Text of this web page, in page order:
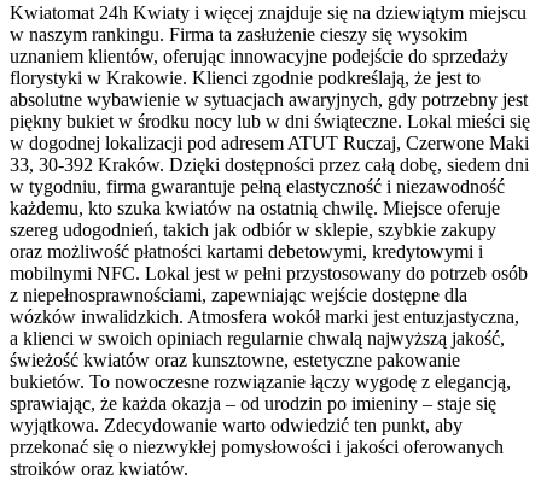
Kwiatomat 24h Kwiaty i więcej znajduje się na dziewiątym miejscu
w naszym rankingu. Firma ta zasłużenie cieszy się wysokim
uznaniem klientów, oferując innowacyjne podejście do sprzedaży
florystyki w Krakowie. Klienci zgodnie podkreślają, że jest to
absolutne wybawienie w sytuacjach awaryjnych, gdy potrzebny jest
piękny bukiet w środku nocy lub w dni świąteczne. Lokal mieści się
w dogodnej lokalizacji pod adresem ATUT Ruczaj, Czerwone Maki
33, 30-392 Kraków. Dzięki dostępności przez całą dobę, siedem dni
w tygodniu, firma gwarantuje pełną elastyczność i niezawodność
każdemu, kto szuka kwiatów na ostatnią chwilę. Miejsce oferuje
szereg udogodnień, takich jak odbiór w sklepie, szybkie zakupy
oraz możliwość płatności kartami debetowymi, kredytowymi i
mobilnymi NFC. Lokal jest w pełni przystosowany do potrzeb osób
z niepełnosprawnościami, zapewniając wejście dostępne dla
wózków inwalidzkich. Atmosfera wokół marki jest entuzjastyczna,
a klienci w swoich opiniach regularnie chwalą najwyższą jakość,
świeżość kwiatów oraz kunsztowne, estetyczne pakowanie
bukietów. To nowoczesne rozwiązanie łączy wygodę z elegancją,
sprawiając, że każda okazja – od urodzin po imieniny – staje się
wyjątkowa. Zdecydowanie warto odwiedzić ten punkt, aby
przekonać się o niezwykłej pomysłowości i jakości oferowanych
stroików oraz kwiatów.